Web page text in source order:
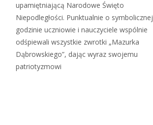
upamiętniającą Narodowe Święto
Niepodległości. Punktualnie o symbolicznej
godzinie uczniowie i nauczyciele wspólnie
odśpiewali wszystkie zwrotki „Mazurka
Dąbrowskiego”, dając wyraz swojemu
patriotyzmowi